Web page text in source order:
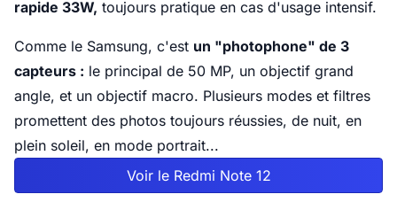
rapide 33W, toujours pratique en cas d'usage intensif.
Comme le Samsung, c'est un "photophone" de 3
capteurs : le principal de 50 MP, un objectif grand
angle, et un objectif macro. Plusieurs modes et filtres
promettent des photos toujours réussies, de nuit, en
plein soleil, en mode portrait...
Voir le Redmi Note 12